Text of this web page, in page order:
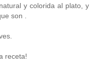
y colorida al plato, y
son .
receta!